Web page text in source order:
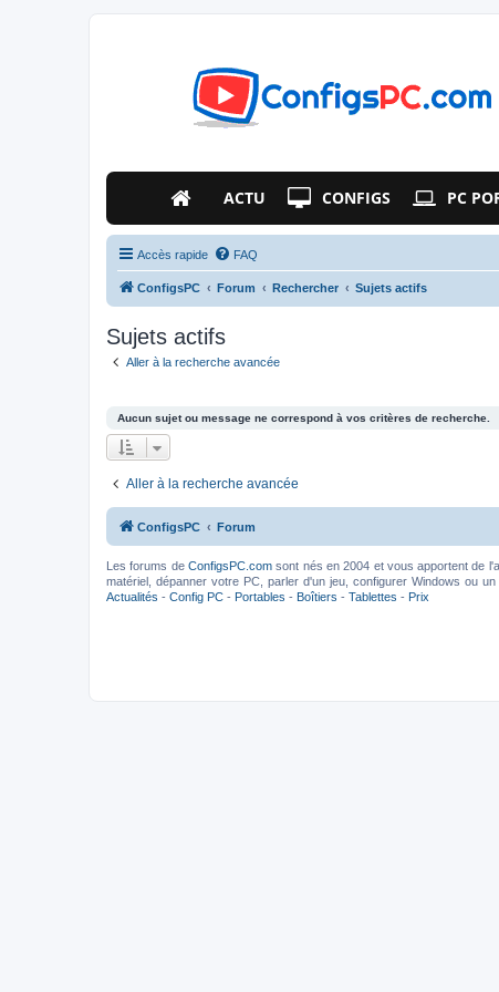
ACTU CONFIGS PC
Accès rapide FAQ
ConfigsPC Forum Rechercher Sujets actifs
Sujets actifs
Aller à la recherche avancée
Aucun sujet ou message ne correspond à vos critères de recherche.
Aller à la recherche avancée
ConfigsPC Forum
Les forums de ConfigsPC.comsont nés en 2004 et vous apportent de
matériel, dépanner votre PC, parler d'un jeu, configurer Windows ou
Actualités - Config PC - Portables - Boîtiers - Tablettes - Prix